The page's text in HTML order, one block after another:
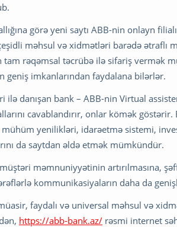
görə yeni saytı ABB-nin onlayn
məhsul və xidmətləri barədə ətraflı
tam rəqəmsal təcrübə ilə sifariş vermək
geniş imkanlarından faydalana bilərlər.
ilə danışan bank – ABB-nin Virtual
cavablandırır, onlar kömək
yenilikləri, idarəetmə sistemi,
da saytdan əldə etmək mümkündür.
məmnuniyyətinin artırılmasına,
kommunikasiyaların daha da
faydalı və universal məhsul və
https://abb-bank.az/ rəsmi internet